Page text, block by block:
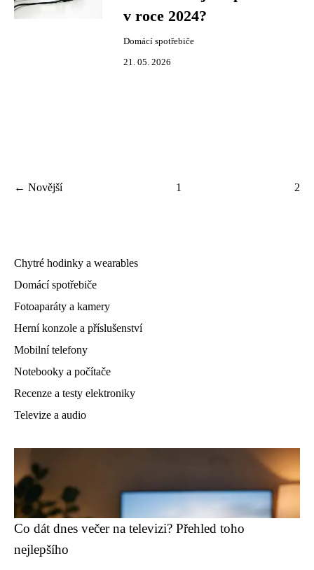
v roce 2024?
Domácí spotřebiče
21. 05. 2026
← Novější 1 2
Chytré hodinky a wearables
Domácí spotřebiče
Fotoaparáty a kamery
Herní konzole a příslušenství
Mobilní telefony
Notebooky a počítače
Recenze a testy elektroniky
Televize a audio
Co dát dnes večer na televizi? Přehled toho
nejlepšího